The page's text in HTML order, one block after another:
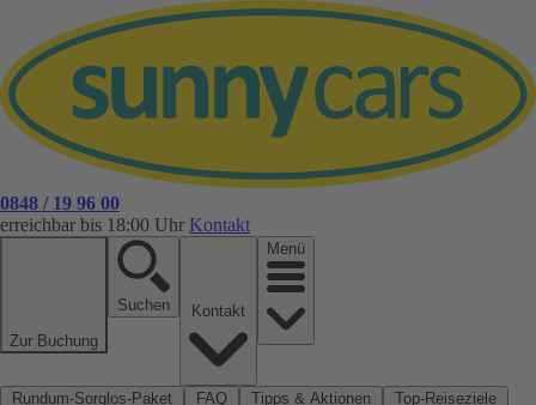
0848 / 19 96 00
erreichbar bis 18:00 Uhr Kontakt
Zur Buchung
Suchen
Menü